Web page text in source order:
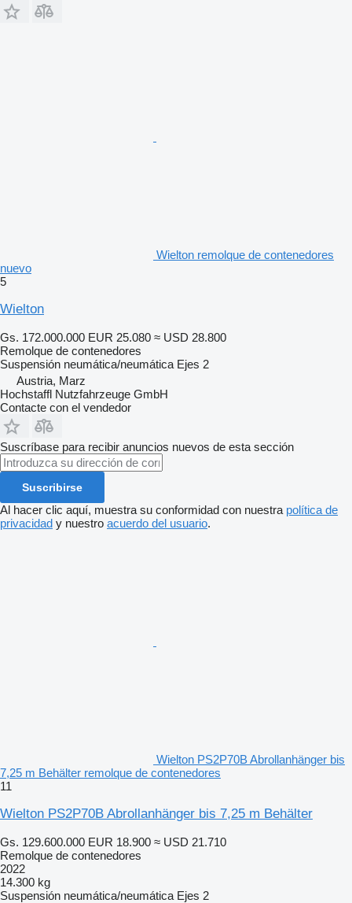
Wielton remolque de contenedores
nuevo
5
Wielton
Gs. 172.000.000 EUR 25.080 ≈ USD 28.800
Remolque de contenedores
Suspensión neumática/neumática Ejes 2
Austria, Marz
Hochstaffl Nutzfahrzeuge GmbH
Contacte con el vendedor
Suscríbase para recibir anuncios nuevos de esta sección
Suscribirse
Al hacer clic aquí, muestra su conformidad con nuestra política de
privacidad y nuestro acuerdo del usuario.
Wielton PS2P70B Abrollanhänger bis
7,25 m Behälter remolque de contenedores
11
Wielton PS2P70B Abrollanhänger bis 7,25 m Behälter
Gs. 129.600.000 EUR 18.900 ≈ USD 21.710
Remolque de contenedores
2022
14.300 kg
Suspensión neumática/neumática Ejes 2